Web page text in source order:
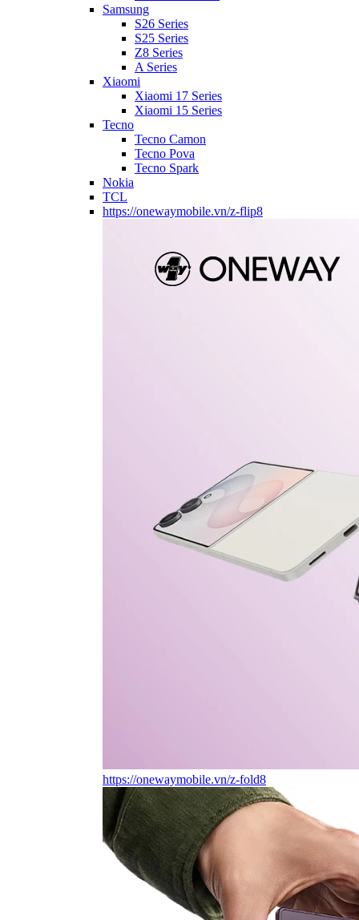
Samsung
S26 Series
S25 Series
Z8 Series
A Series
Xiaomi
Xiaomi 17 Series
Xiaomi 15 Series
Tecno
Tecno Camon
Tecno Pova
Tecno Spark
Nokia
TCL
https://onewaymobile.vn/z-flip8
https://onewaymobile.vn/z-fold8